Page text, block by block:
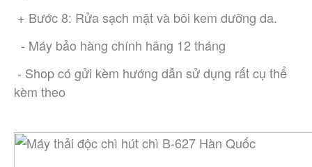
+ Bước 8: Rửa sạch mặt và bôi kem dưỡng da.
  - Máy bảo hàng chính hãng 12 tháng
kèm theo